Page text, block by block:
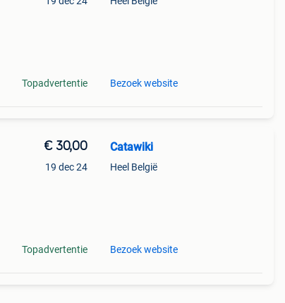
Topadvertentie Bezoek website
€ 30,00
19 dec 24
Topadvertentie
Catawiki
Heel België
Bezoek website